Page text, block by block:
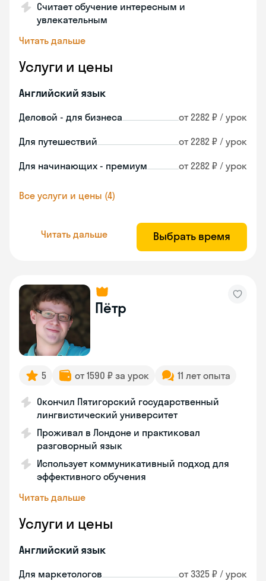
Считает обучение интересным и
увлекательным
Читать дальше
Услуги и цены
Английский язык
Деловой - для бизнеса от 2282 ₽ / урок
Для путешествий от 2282 ₽ / урок
Для начинающих - премиум от 2282 ₽ / урок
Все услуги и цены (4)
Читать дальше Выбрать время
Пётр
5 от 1590 ₽ за урок 11 лет опыта
Окончил Пятигорский государственный
лингвистический университет
Проживал в Лондоне и практиковал
разговорный язык
Использует коммуникативный подход для
эффективного обучения
Читать дальше
Услуги и цены
Английский язык
Для маркетологов от 3325 ₽ / урок